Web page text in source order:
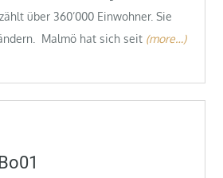
über 360’000 Einwohner. Sie
Malmö hat sich seit (more…)